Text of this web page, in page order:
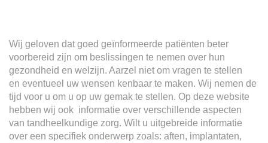
Wij geloven dat goed geïnformeerde patiënten beter
voorbereid zijn om beslissingen te nemen over hun
gezondheid en welzijn. Aarzel niet om vragen te stellen
en eventueel uw wensen kenbaar te maken. Wij nemen de
tijd voor u om u op uw gemak te stellen. Op deze website
hebben wij ook informatie over verschillende aspecten
van tandheelkundige zorg. Wilt u uitgebreide informatie
over een specifiek onderwerp zoals: aften, implantaten,